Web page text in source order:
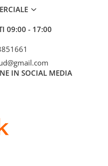
09:00 - 17:00
IN SOCIAL MEDIA